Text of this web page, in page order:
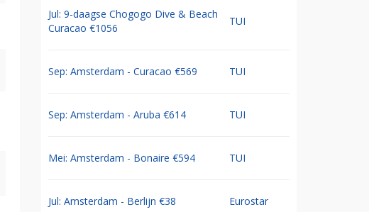
Jul: 9-daagse Chogogo Dive & Beach
Curacao €1056
TUI
Sep: Amsterdam - Curacao €569 TUI
Sep: Amsterdam - Aruba €614 TUI
Mei: Amsterdam - Bonaire €594 TUI
Jul: Amsterdam - Berlijn €38 Eurostar